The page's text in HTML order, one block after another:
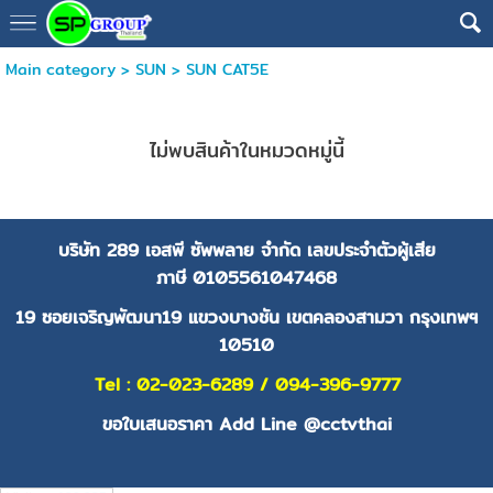
Main category> SUN > SUN CAT5E
ไม่พบสินค้าในหมวดหมู่นี้
บริษัท 289 เอสพี ซัพพลาย จำกัด เลขประจำตัวผู้เสีย
ภาษี 0105561047468
19 ซอยเจริญพัฒนา19 แขวงบางชัน เขตคลองสามวา กรุงเทพฯ
10510
Tel : 02-023-6289 / 094-396-9777
ขอใบเสนอราคา Add Line @cctvthai